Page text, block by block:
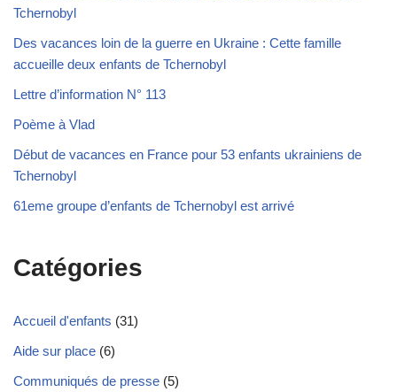
Tchernobyl
Des vacances loin de la guerre en Ukraine : Cette famille
accueille deux enfants de Tchernobyl
Lettre d’information N° 113
Poème à Vlad
Début de vacances en France pour 53 enfants ukrainiens de
Tchernobyl
61eme groupe d’enfants de Tchernobyl est arrivé
Catégories
Accueil d'enfants (31)
Aide sur place (6)
Communiqués de presse (5)